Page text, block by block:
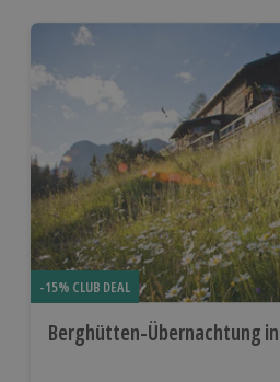
-15% CLUB DEAL
Berghütten-Übernachtung